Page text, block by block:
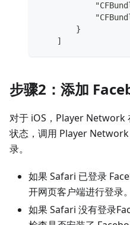
        }
    ]
步骤2：添加
对于 iOS，Player Network
状态，调用 Player Network
录。
如果 Safari 已登录
开网页客户端进行登录。
如果 Safari 没有登录